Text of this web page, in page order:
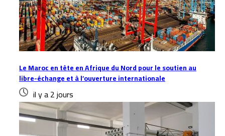
Le Maroc en tête en Afrique du Nord pour le soutien au
libre-échange et à l’ouverture internationale
il y a 2 jours